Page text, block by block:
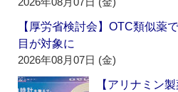
【厚労省検討会】OTC類似薬
目が対象に
2026年08月07日 (金)
【アリナミン